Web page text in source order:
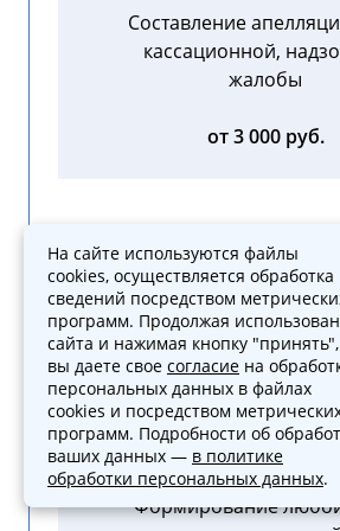
Составление
кассационной,
жалобы
от 3 000 руб.
Жалоба прокурору
неправомерные
от 3 000 руб.
Формирование
На сайте используются файлы
cookies, осуществляется обработка
сведений посредством
программ. Продолжая
сайта и нажимая кнопку "принять",
вы даете свое согласие на
персональных данных в файлах
cookies и посредством
программ. Подробности об
ваших данных — в политике
обработки персональных данных.